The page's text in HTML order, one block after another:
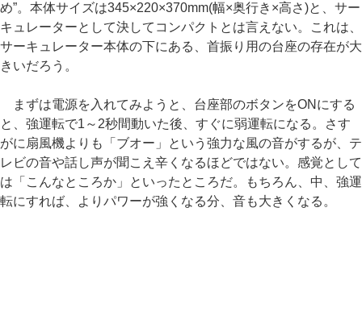
め”。本体サイズは345×220×370mm(幅×奥行き×高さ)と、サー
キュレーターとして決してコンパクトとは言えない。これは、
サーキュレーター本体の下にある、首振り用の台座の存在が大
きいだろう。
まずは電源を入れてみようと、台座部のボタンをONにする
と、強運転で1～2秒間動いた後、すぐに弱運転になる。さす
がに扇風機よりも「ブオー」という強力な風の音がするが、テ
レビの音や話し声が聞こえ辛くなるほどではない。感覚として
は「こんなところか」といったところだ。もちろん、中、強運
転にすれば、よりパワーが強くなる分、音も大きくなる。